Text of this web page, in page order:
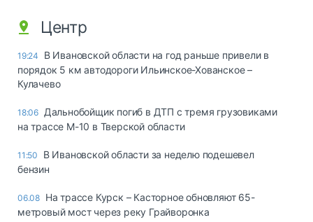
Центр
19:24
В Ивановской области на год раньше привели в
порядок 5 км автодороги Ильинское-Хованское –
Кулачево
18:06 Дальнобойщик погиб в ДТП с тремя грузовиками
на трассе М-10 в Тверской области
11:50
В Ивановской области за неделю подешевел
бензин
06.08 На трассе Курск – Касторное обновляют 65-
метровый мост через реку Грайворонка